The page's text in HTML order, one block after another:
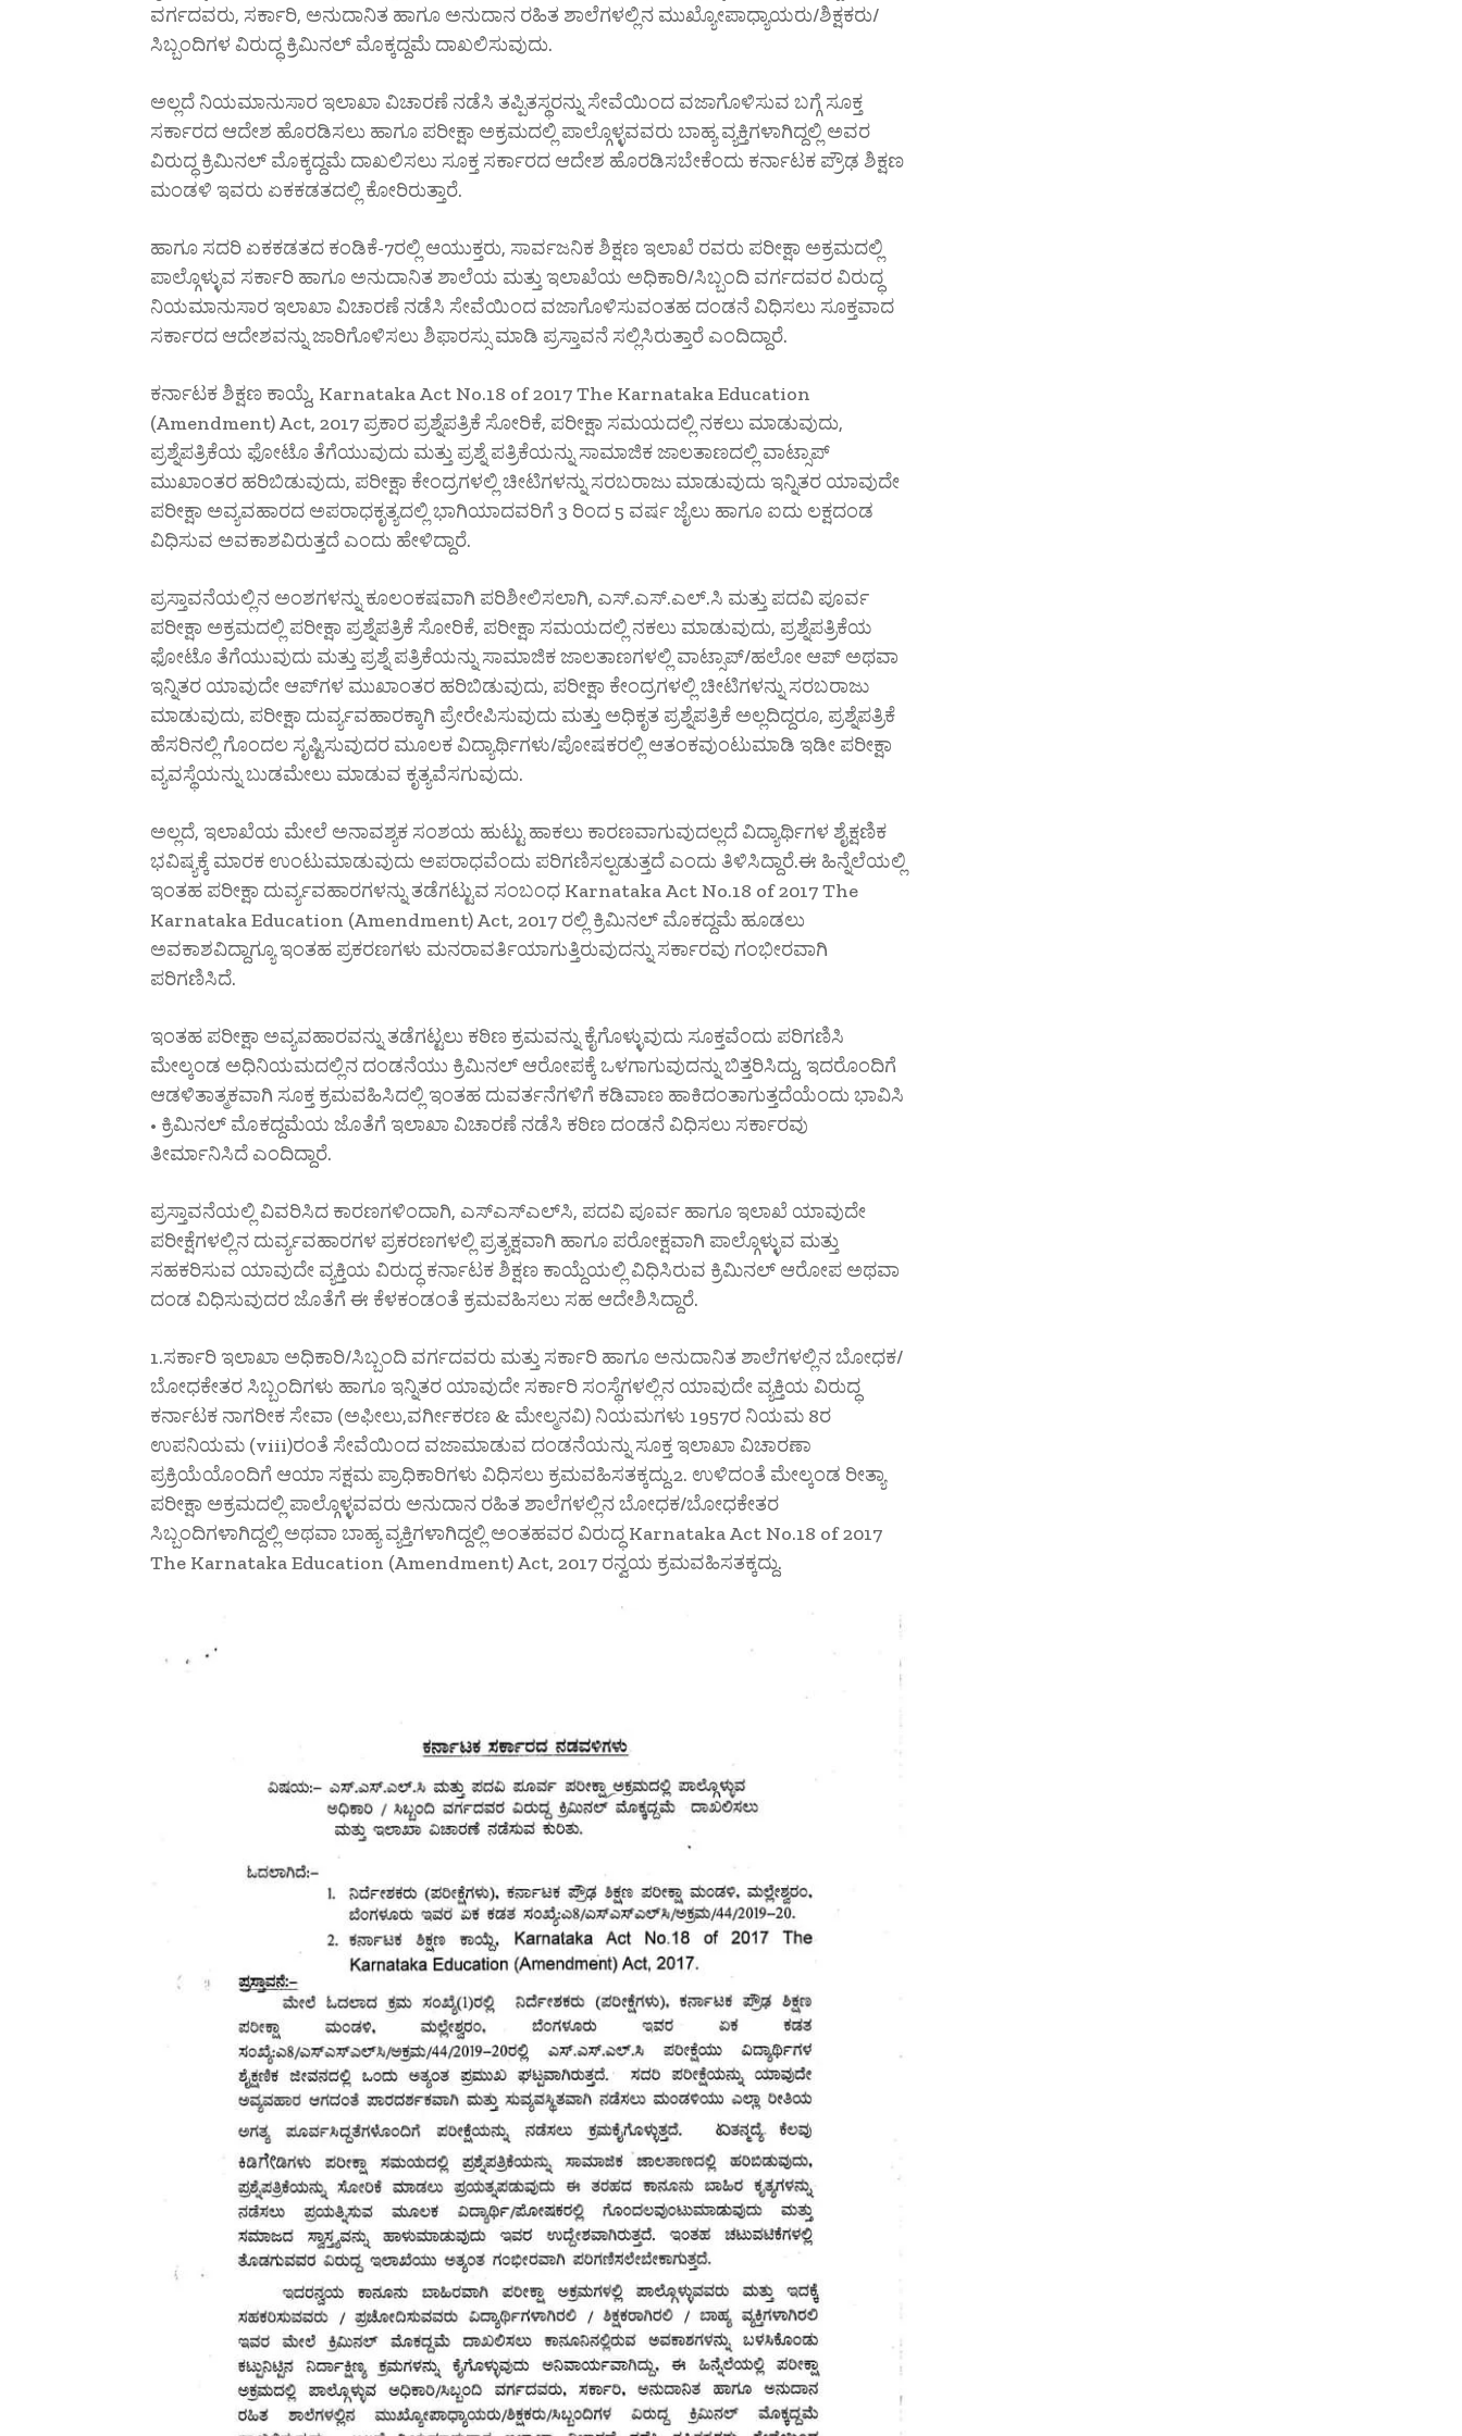
ವರ್ಗದವರು, ಸರ್ಕಾರಿ, ಅನುದಾನಿತ ಹಾಗೂ ಅನುದಾನ ರಹಿತ ಶಾಲೆಗಳಲ್ಲಿನ ಮುಖ್ಯೋಪಾಧ್ಯಾಯರು/ಶಿಕ್ಷಕರು/
ಸಿಬ್ಬಂದಿಗಳ ವಿರುದ್ಧ ಕ್ರಿಮಿನಲ್ ಮೊಕ್ಕದ್ದಮೆ ದಾಖಲಿಸುವುದು.
ಅಲ್ಲದೆ ನಿಯಮಾನುಸಾರ ಇಲಾಖಾ ವಿಚಾರಣೆ ನಡೆಸಿ ತಪ್ಪಿತಸ್ಥರನ್ನು ಸೇವೆಯಿಂದ ವಜಾಗೊಳಿಸುವ ಬಗ್ಗೆ ಸೂಕ್ತ
ಸರ್ಕಾರದ ಆದೇಶ ಹೊರಡಿಸಲು ಹಾಗೂ ಪರೀಕ್ಷಾ ಅಕ್ರಮದಲ್ಲಿ ಪಾಲ್ಗೊಳ್ಳವವರು ಬಾಹ್ಯ ವ್ಯಕ್ತಿಗಳಾಗಿದ್ದಲ್ಲಿ ಅವರ
ವಿರುದ್ಧ ಕ್ರಿಮಿನಲ್ ಮೊಕ್ಕದ್ದಮೆ ದಾಖಲಿಸಲು ಸೂಕ್ತ ಸರ್ಕಾರದ ಆದೇಶ ಹೊರಡಿಸಬೇಕೆಂದು ಕರ್ನಾಟಕ ಪ್ರೌಢ ಶಿಕ್ಷಣ
ಮಂಡಳಿ ಇವರು ಏಕಕಡತದಲ್ಲಿ ಕೋರಿರುತ್ತಾರೆ.
ಹಾಗೂ ಸದರಿ ಏಕಕಡತದ ಕಂಡಿಕೆ-7ರಲ್ಲಿ ಆಯುಕ್ತರು, ಸಾರ್ವಜನಿಕ ಶಿಕ್ಷಣ ಇಲಾಖೆ ರವರು ಪರೀಕ್ಷಾ ಅಕ್ರಮದಲ್ಲಿ
ಪಾಲ್ಗೊಳ್ಳುವ ಸರ್ಕಾರಿ ಹಾಗೂ ಅನುದಾನಿತ ಶಾಲೆಯ ಮತ್ತು ಇಲಾಖೆಯ ಅಧಿಕಾರಿ/ಸಿಬ್ಬಂದಿ ವರ್ಗದವರ ವಿರುದ್ಧ
ನಿಯಮಾನುಸಾರ ಇಲಾಖಾ ವಿಚಾರಣೆ ನಡೆಸಿ ಸೇವೆಯಿಂದ ವಜಾಗೊಳಿಸುವಂತಹ ದಂಡನೆ ವಿಧಿಸಲು ಸೂಕ್ತವಾದ
ಸರ್ಕಾರದ ಆದೇಶವನ್ನು ಜಾರಿಗೊಳಿಸಲು ಶಿಫಾರಸ್ಸು ಮಾಡಿ ಪ್ರಸ್ತಾವನೆ ಸಲ್ಲಿಸಿರುತ್ತಾರೆ ಎಂದಿದ್ದಾರೆ.
ಕರ್ನಾಟಕ ಶಿಕ್ಷಣ ಕಾಯ್ದೆ, Karnataka Act No.18 of 2017 The Karnataka Education
(Amendment) Act, 2017 ಪ್ರಕಾರ ಪ್ರಶ್ನೆಪತ್ರಿಕೆ ಸೋರಿಕೆ, ಪರೀಕ್ಷಾ ಸಮಯದಲ್ಲಿ ನಕಲು ಮಾಡುವುದು,
ಪ್ರಶ್ನೆಪತ್ರಿಕೆಯ ಫೋಟೊ ತೆಗೆಯುವುದು ಮತ್ತು ಪ್ರಶ್ನೆ ಪತ್ರಿಕೆಯನ್ನು ಸಾಮಾಜಿಕ ಜಾಲತಾಣದಲ್ಲಿ ವಾಟ್ಸಾಪ್
ಮುಖಾಂತರ ಹರಿಬಿಡುವುದು, ಪರೀಕ್ಷಾ ಕೇಂದ್ರಗಳಲ್ಲಿ ಚೀಟಿಗಳನ್ನು ಸರಬರಾಜು ಮಾಡುವುದು ಇನ್ನಿತರ ಯಾವುದೇ
ಪರೀಕ್ಷಾ ಅವ್ಯವಹಾರದ ಅಪರಾಧಕೃತ್ಯದಲ್ಲಿ ಭಾಗಿಯಾದವರಿಗೆ 3 ರಿಂದ 5 ವರ್ಷ ಜೈಲು ಹಾಗೂ ಐದು ಲಕ್ಷದಂಡ
ವಿಧಿಸುವ ಅವಕಾಶವಿರುತ್ತದೆ ಎಂದು ಹೇಳಿದ್ದಾರೆ.
ಪ್ರಸ್ತಾವನೆಯಲ್ಲಿನ ಅಂಶಗಳನ್ನು ಕೂಲಂಕಷವಾಗಿ ಪರಿಶೀಲಿಸಲಾಗಿ, ಎಸ್.ಎಸ್.ಎಲ್.ಸಿ ಮತ್ತು ಪದವಿ ಪೂರ್ವ
ಪರೀಕ್ಷಾ ಅಕ್ರಮದಲ್ಲಿ ಪರೀಕ್ಷಾ ಪ್ರಶ್ನೆಪತ್ರಿಕೆ ಸೋರಿಕೆ, ಪರೀಕ್ಷಾ ಸಮಯದಲ್ಲಿ ನಕಲು ಮಾಡುವುದು, ಪ್ರಶ್ನೆಪತ್ರಿಕೆಯ
ಫೋಟೊ ತೆಗೆಯುವುದು ಮತ್ತು ಪ್ರಶ್ನೆ ಪತ್ರಿಕೆಯನ್ನು ಸಾಮಾಜಿಕ ಜಾಲತಾಣಗಳಲ್ಲಿ ವಾಟ್ಸಾಪ್/ಹಲೋ ಆಪ್ ಅಥವಾ
ಇನ್ನಿತರ ಯಾವುದೇ ಆಪ್‌ಗಳ ಮುಖಾಂತರ ಹರಿಬಿಡುವುದು, ಪರೀಕ್ಷಾ ಕೇಂದ್ರಗಳಲ್ಲಿ ಚೀಟಿಗಳನ್ನು ಸರಬರಾಜು
ಮಾಡುವುದು, ಪರೀಕ್ಷಾ ದುರ್ವ್ಯವಹಾರಕ್ಕಾಗಿ ಪ್ರೇರೇಪಿಸುವುದು ಮತ್ತು ಅಧಿಕೃತ ಪ್ರಶ್ನೆಪತ್ರಿಕೆ ಅಲ್ಲದಿದ್ದರೂ, ಪ್ರಶ್ನೆಪತ್ರಿಕೆ
ಹೆಸರಿನಲ್ಲಿ ಗೊಂದಲ ಸೃಷ್ಟಿಸುವುದರ ಮೂಲಕ ವಿದ್ಯಾರ್ಥಿಗಳು/ಪೋಷಕರಲ್ಲಿ ಆತಂಕವುಂಟುಮಾಡಿ ಇಡೀ ಪರೀಕ್ಷಾ
ವ್ಯವಸ್ಥೆಯನ್ನು ಬುಡಮೇಲು ಮಾಡುವ ಕೃತ್ಯವೆಸಗುವುದು.
ಅಲ್ಲದೆ, ಇಲಾಖೆಯ ಮೇಲೆ ಅನಾವಶ್ಯಕ ಸಂಶಯ ಹುಟ್ಟು ಹಾಕಲು ಕಾರಣವಾಗುವುದಲ್ಲದೆ ವಿದ್ಯಾರ್ಥಿಗಳ ಶೈಕ್ಷಣಿಕ
ಭವಿಷ್ಯಕ್ಕೆ ಮಾರಕ ಉಂಟುಮಾಡುವುದು ಅಪರಾಧವೆಂದು ಪರಿಗಣಿಸಲ್ಪಡುತ್ತದೆ ಎಂದು ತಿಳಿಸಿದ್ದಾರೆ.ಈ ಹಿನ್ನೆಲೆಯಲ್ಲಿ
ಇಂತಹ ಪರೀಕ್ಷಾ ದುರ್ವ್ಯವಹಾರಗಳನ್ನು ತಡೆಗಟ್ಟುವ ಸಂಬಂಧ Karnataka Act No.18 of 2017 The
Karnataka Education (Amendment) Act, 2017 ರಲ್ಲಿ ಕ್ರಿಮಿನಲ್ ಮೊಕದ್ದಮೆ ಹೂಡಲು
ಅವಕಾಶವಿದ್ದಾಗ್ಯೂ ಇಂತಹ ಪ್ರಕರಣಗಳು ಮನರಾವರ್ತಿಯಾಗುತ್ತಿರುವುದನ್ನು ಸರ್ಕಾರವು ಗಂಭೀರವಾಗಿ
ಪರಿಗಣಿಸಿದೆ.
ಇಂತಹ ಪರೀಕ್ಷಾ ಅವ್ಯವಹಾರವನ್ನು ತಡೆಗಟ್ಟಲು ಕಠಿಣ ಕ್ರಮವನ್ನು ಕೈಗೊಳ್ಳುವುದು ಸೂಕ್ತವೆಂದು ಪರಿಗಣಿಸಿ
ಮೇಲ್ಕಂಡ ಅಧಿನಿಯಮದಲ್ಲಿನ ದಂಡನೆಯು ಕ್ರಿಮಿನಲ್ ಆರೋಪಕ್ಕೆ ಒಳಗಾಗುವುದನ್ನು ಬಿತ್ತರಿಸಿದ್ದು, ಇದರೊಂದಿಗೆ
ಆಡಳಿತಾತ್ಮಕವಾಗಿ ಸೂಕ್ತ ಕ್ರಮವಹಿಸಿದಲ್ಲಿ ಇಂತಹ ದುವರ್ತನೆಗಳಿಗೆ ಕಡಿವಾಣ ಹಾಕಿದಂತಾಗುತ್ತದೆಯೆಂದು ಭಾವಿಸಿ
• ಕ್ರಿಮಿನಲ್ ಮೊಕದ್ದಮೆಯ ಜೊತೆಗೆ ಇಲಾಖಾ ವಿಚಾರಣೆ ನಡೆಸಿ ಕಠಿಣ ದಂಡನೆ ವಿಧಿಸಲು ಸರ್ಕಾರವು
ತೀರ್ಮಾನಿಸಿದೆ ಎಂದಿದ್ದಾರೆ.
ಪ್ರಸ್ತಾವನೆಯಲ್ಲಿ ವಿವರಿಸಿದ ಕಾರಣಗಳಿಂದಾಗಿ, ಎಸ್‌ಎಸ್‌ಎಲ್‌ಸಿ, ಪದವಿ ಪೂರ್ವ ಹಾಗೂ ಇಲಾಖೆ ಯಾವುದೇ
ಪರೀಕ್ಷೆಗಳಲ್ಲಿನ ದುರ್ವ್ಯವಹಾರಗಳ ಪ್ರಕರಣಗಳಲ್ಲಿ ಪ್ರತ್ಯಕ್ಷವಾಗಿ ಹಾಗೂ ಪರೋಕ್ಷವಾಗಿ ಪಾಲ್ಗೊಳ್ಳುವ ಮತ್ತು
ಸಹಕರಿಸುವ ಯಾವುದೇ ವ್ಯಕ್ತಿಯ ವಿರುದ್ಧ ಕರ್ನಾಟಕ ಶಿಕ್ಷಣ ಕಾಯ್ದೆಯಲ್ಲಿ ವಿಧಿಸಿರುವ ಕ್ರಿಮಿನಲ್‌ ಆರೋಪ ಅಥವಾ
ದಂಡ ವಿಧಿಸುವುದರ ಜೊತೆಗೆ ಈ ಕೆಳಕಂಡಂತೆ ಕ್ರಮವಹಿಸಲು ಸಹ ಆದೇಶಿಸಿದ್ದಾರೆ.
1.ಸರ್ಕಾರಿ ಇಲಾಖಾ ಅಧಿಕಾರಿ/ಸಿಬ್ಬಂದಿ ವರ್ಗದವರು ಮತ್ತು ಸರ್ಕಾರಿ ಹಾಗೂ ಅನುದಾನಿತ ಶಾಲೆಗಳಲ್ಲಿನ ಬೋಧಕ/
ಬೋಧಕೇತರ ಸಿಬ್ಬಂದಿಗಳು ಹಾಗೂ ಇನ್ನಿತರ ಯಾವುದೇ ಸರ್ಕಾರಿ ಸಂಸ್ಥೆಗಳಲ್ಲಿನ ಯಾವುದೇ ವ್ಯಕ್ತಿಯ ವಿರುದ್ಧ
ಕರ್ನಾಟಕ ನಾಗರೀಕ ಸೇವಾ (ಅಫೀಲು,ವರ್ಗೀಕರಣ & ಮೇಲ್ಮನವಿ) ನಿಯಮಗಳು 1957ರ ನಿಯಮ 8ರ
ಉಪನಿಯಮ (viii)ರಂತೆ ಸೇವೆಯಿಂದ ವಜಾಮಾಡುವ ದಂಡನೆಯನ್ನು ಸೂಕ್ತ ಇಲಾಖಾ ವಿಚಾರಣಾ
ಪ್ರಕ್ರಿಯೆಯೊಂದಿಗೆ ಆಯಾ ಸಕ್ಷಮ ಪ್ರಾಧಿಕಾರಿಗಳು ವಿಧಿಸಲು ಕ್ರಮವಹಿಸತಕ್ಕದ್ದು.2. ಉಳಿದಂತೆ ಮೇಲ್ಕಂಡ ರೀತ್ಯಾ
ಪರೀಕ್ಷಾ ಅಕ್ರಮದಲ್ಲಿ ಪಾಲ್ಗೊಳ್ಳವವರು ಅನುದಾನ ರಹಿತ ಶಾಲೆಗಳಲ್ಲಿನ ಬೋಧಕ/ಬೋಧಕೇತರ
ಸಿಬ್ಬಂದಿಗಳಾಗಿದ್ದಲ್ಲಿ ಅಥವಾ ಬಾಹ್ಯ ವ್ಯಕ್ತಿಗಳಾಗಿದ್ದಲ್ಲಿ ಅಂತಹವರ ವಿರುದ್ಧ Karnataka Act No.18 of 2017
The Karnataka Education (Amendment) Act, 2017 ರನ್ವಯ ಕ್ರಮವಹಿಸತಕ್ಕದ್ದು.